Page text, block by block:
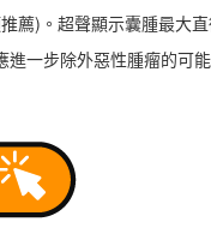
薦)。超聲顯示囊腫最大
一步除外惡性腫瘤的可